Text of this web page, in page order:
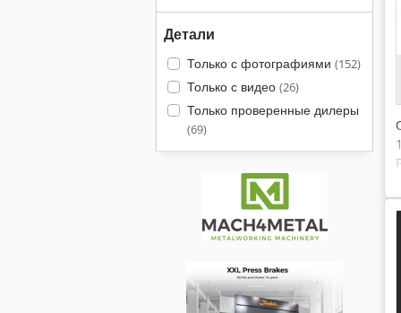
Детали
Только с фотографиями (152)
Только с видео (26)
Только проверенные дилеры
(69)